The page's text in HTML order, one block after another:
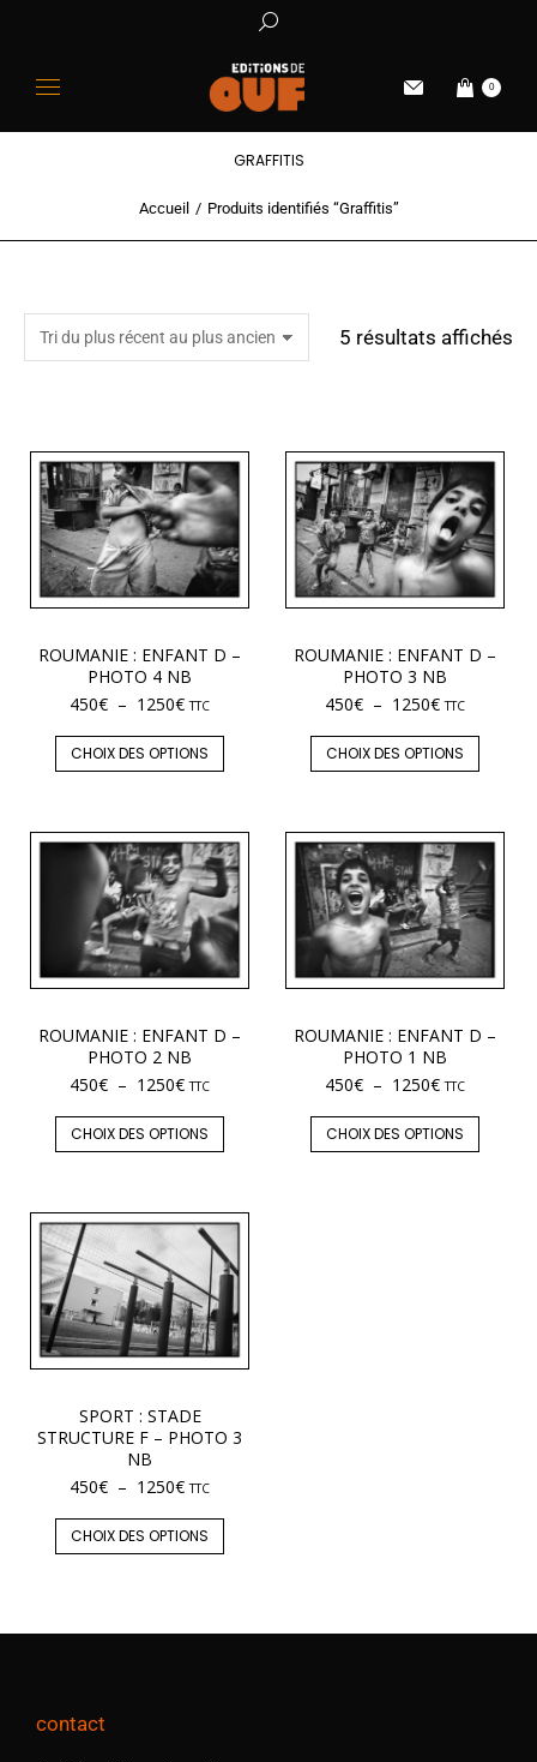
0
GRAFFITIS
Vous êtes ici :Accueil Produits identifiés “Graffitis”
5 résultats affichés
ROUMANIE : ENFANT D –
PHOTO 4 NB
450€ – 1250€ TTC
CHOIX DES OPTIONS
ROUMANIE : ENFANT D –
PHOTO 3 NB
450€ – 1250€ TTC
CHOIX DES OPTIONS
ROUMANIE : ENFANT D –
PHOTO 2 NB
450€ – 1250€ TTC
CHOIX DES OPTIONS
ROUMANIE : ENFANT D –
PHOTO 1 NB
450€ – 1250€ TTC
CHOIX DES OPTIONS
SPORT : STADE
STRUCTURE F – PHOTO 3
NB
450€ – 1250€ TTC
CHOIX DES OPTIONS
contact